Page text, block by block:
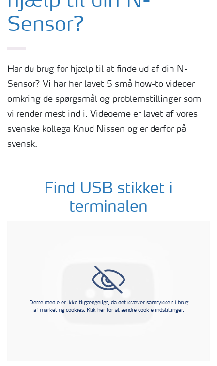
Sensor?
Har du brug for hjælp til at finde ud af din N-
Sensor? Vi har her lavet 5 små how-to videoer
omkring de spørgsmål og problemstillinger som
vi render mest ind i. Videoerne er lavet af vores
svenske kollega Knud Nissen og er derfor på
svensk.
Find USB stikket i
terminalen
Dette medie er ikke tilgængeligt, da det kræver samtykke til brug
af marketing cookies. Klik her for at ændre cookie indstillinger.